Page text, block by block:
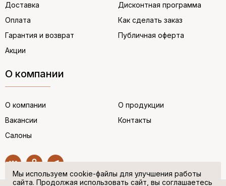
Доставка
Оплата
Гарантия и возврат
Акции
Дисконтная программа
Как сделать заказ
Публичная оферта
О компании
О компании
Вакансии
Салоны
О продукции
Контакты
Мы используем cookie-файлы для улучшения работы
сайта. Продолжая использовать сайт, вы соглашаетесь